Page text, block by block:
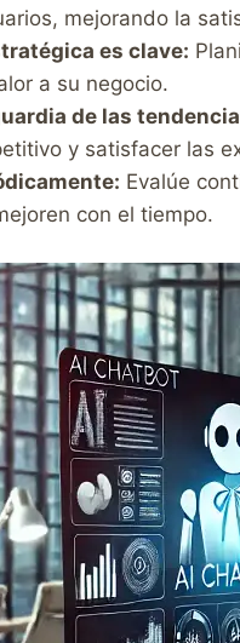
mejorando la
es clave:
a su negocio.
de las
y satisfacer las
Evalúe
con el tiempo.